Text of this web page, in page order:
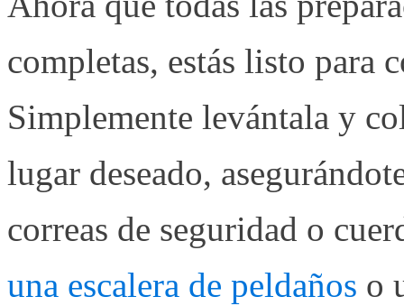
completas, estás listo para
Simplemente levántala y
lugar deseado,
correas de seguridad o
una escalera de peldaños o